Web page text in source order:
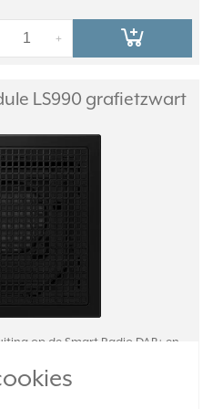
+
LS990 grafietzwart
op de Smart Radio DAB+ en
basreflexbuis. Slagvast,